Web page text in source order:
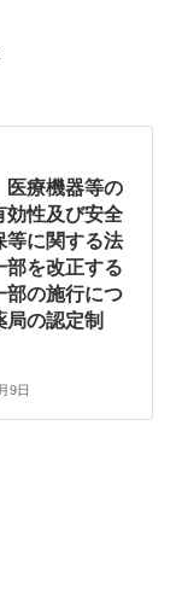
医療機器等の
効性及び安全
等に関する法
部を改正する
部の施行につ
局の認定制
9日